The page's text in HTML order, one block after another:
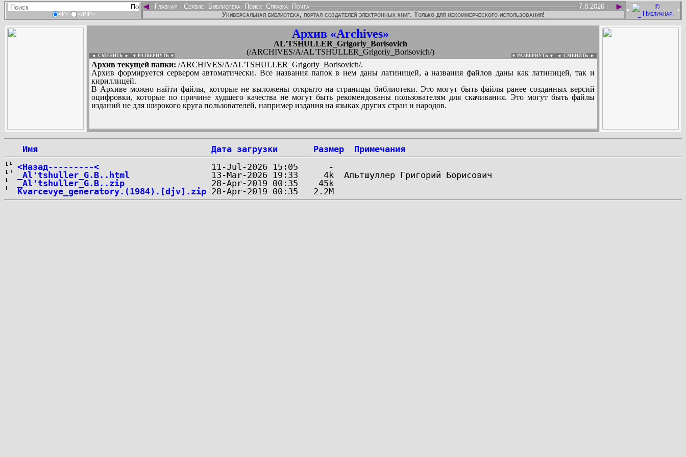
«И» «ИЛИ»
• •
◄ ►
- Главная - Сервис- Библиотека- Поиск- Справка- Почта -
7.8.2026 -
Универсальная библиотека, портал создателей электронных книг. Только для некоммерческого использования!
Архив «Archives»
AL'TSHULLER_Grigoriy_Borisovich
(/ARCHIVES/A/AL'TSHULLER_Grigoriy_Borisovich/)
◄ СМЕНИТЬ ► ▼ РАЗВЕРНУТЬ ▼ ▼ РАЗВЕРНУТЬ ▼ ◄ СМЕНИТЬ ►
Архив текущей папки: /ARCHIVES/A/AL'TSHULLER_Grigoriy_Borisovich/.
Архив формируется сервером автоматически. Все названия папок в нем даны латиницей, а названия файлов даны как латиницей, так и
кириллицей.
В Архиве можно найти файлы, которые не выложены открыто на страницы библиотеки. Это могут быть файлы ранее созданных версий
оцифровки, которые по причине худшего качества не могут быть рекомендованы пользователям для скачивания. Это могут быть файлы
изданий не для широкого круга пользователей, например издания на языках других стран и народов.
:
...
Имя Дата загрузки Размер
Примечания
<Назад---------<
_Al'tshuller_G.B..html
_Al'tshuller_G.B..zip
Kvarcevye_generatory.(1984).[djv].zip